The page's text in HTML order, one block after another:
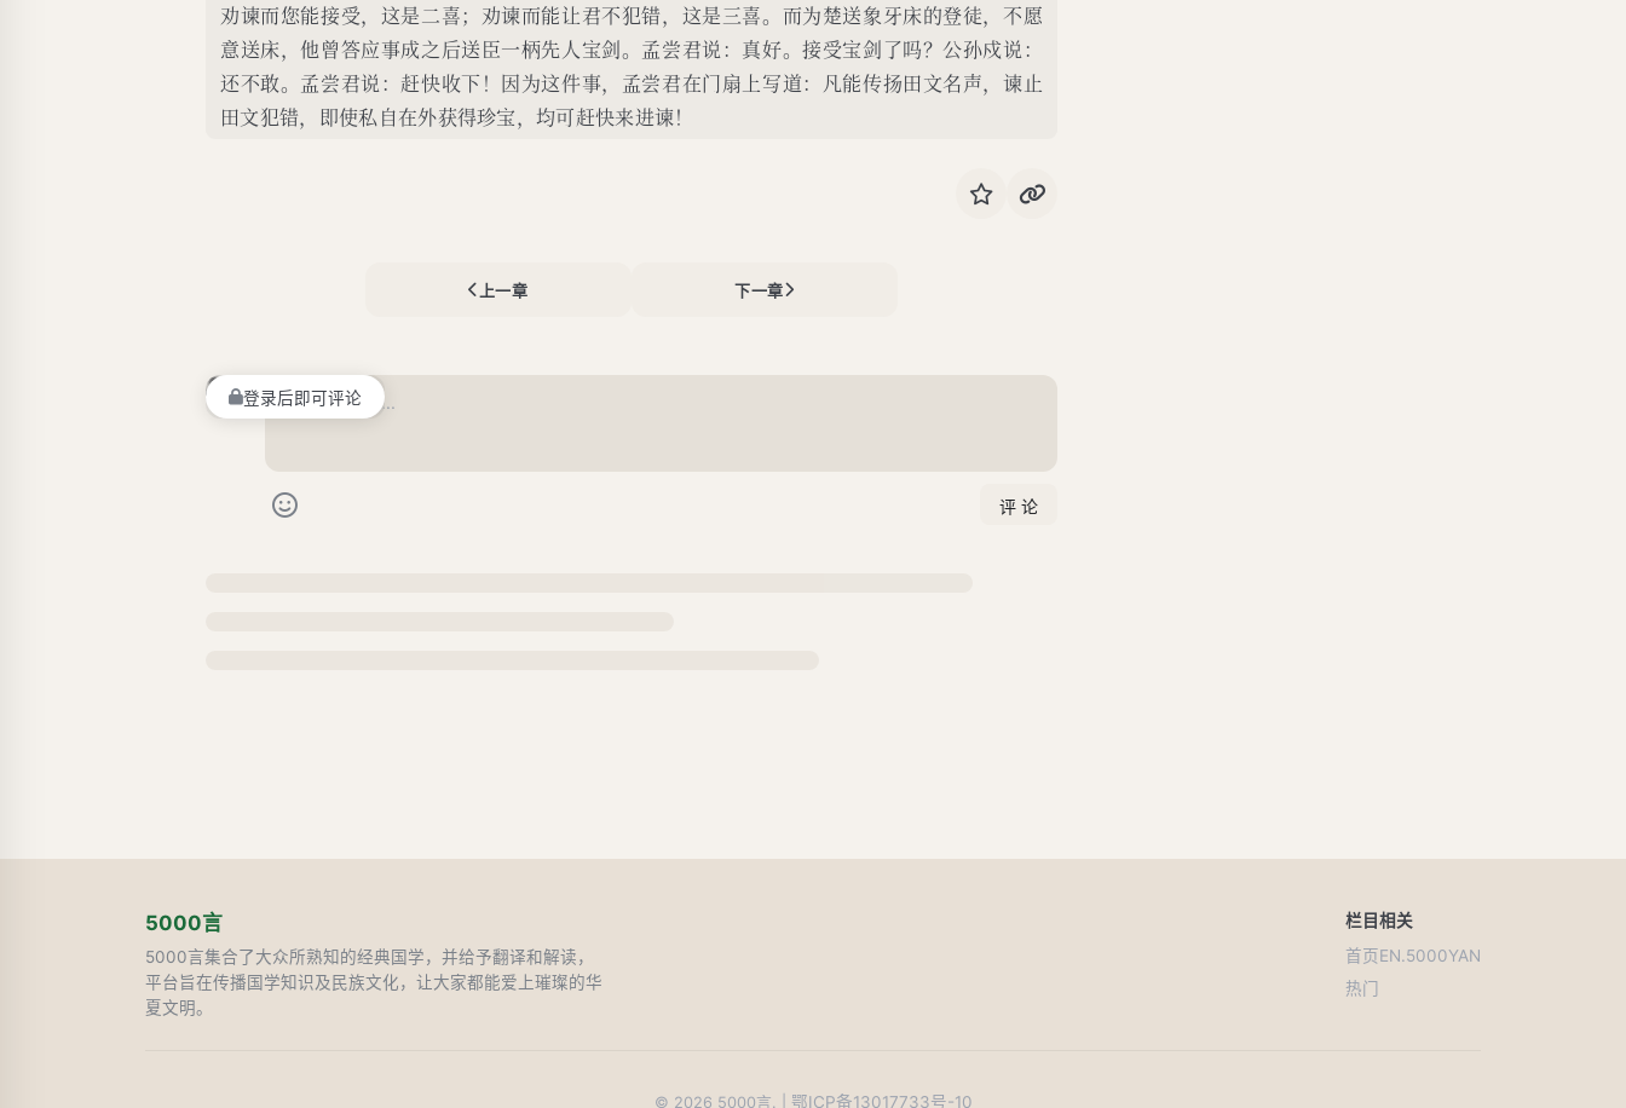
劝谏而您能接受，这是二喜；劝谏而能让君不犯错，这是三喜。而为楚送象牙床的登徒，不愿
意送床，他曾答应事成之后送臣一柄先人宝剑。孟尝君说：真好。接受宝剑了吗？公孙戍说：
还不敢。孟尝君说：赶快收下！因为这件事，孟尝君在门扇上写道：凡能传扬田文名声，谏止
田文犯错，即使私自在外获得珍宝，均可赶快来进谏！
上一章 下一章
登录后即可评论
5000言
5000言集合了大众所熟知的经典国学，并给予翻译和解读，
平台旨在传播国学知识及民族文化，让大家都能爱上璀璨的华
夏文明。
栏目
首页
热门
相关
EN.5000YAN
© 2026 5000言. | 鄂ICP备13017733号-10